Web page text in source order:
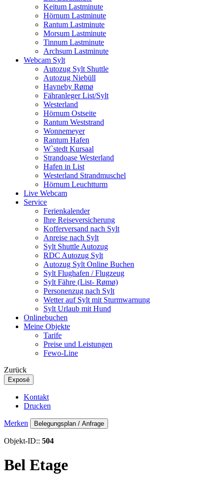
Keitum Lastminute
Hörnum Lastminute
Rantum Lastminute
Morsum Lastminute
Tinnum Lastminute
Archsum Lastminute
Webcam Sylt
Autozug Sylt Shuttle
Autozug Niebüll
Havneby Rømø
Fähranleger List/Sylt
Westerland
Hörnum Ostseite
Rantum Weststrand
Wonnemeyer
Rantum Hafen
W`stedt Kursaal
Strandoase Westerland
Hafen in List
Westerland Strandmuschel
Hörnum Leuchtturm
Live Webcam
Service
Ferienkalender
Ihre Reiseversicherung
Kofferversand nach Sylt
Anreise nach Sylt
Sylt Shuttle Autozug
RDC Autozug Sylt
Autozug Sylt Online Buchen
Sylt Flughafen / Flugzeug
Sylt Fähre (List- Rømø)
Personenzug nach Sylt
Wetter auf Sylt mit Sturmwarnung
Sylt Urlaub mit Hund
Onlinebuchen
Meine Objekte
Tarife
Preise und Leistungen
Fewo-Line
Zurück
Exposé
Kontakt
Drucken
Merken Belegungsplan / Anfrage
Objekt-ID:: 504
Bel Etage